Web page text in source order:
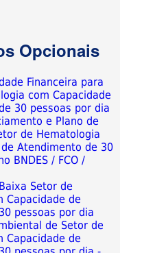
Opcionais
Financeira para
com Capacidade
30 pessoas por dia
e Plano de
de Hematologia
Atendimento de 30
BNDES / FCO /
Setor de
Capacidade de
pessoas por dia
de Setor de
Capacidade de